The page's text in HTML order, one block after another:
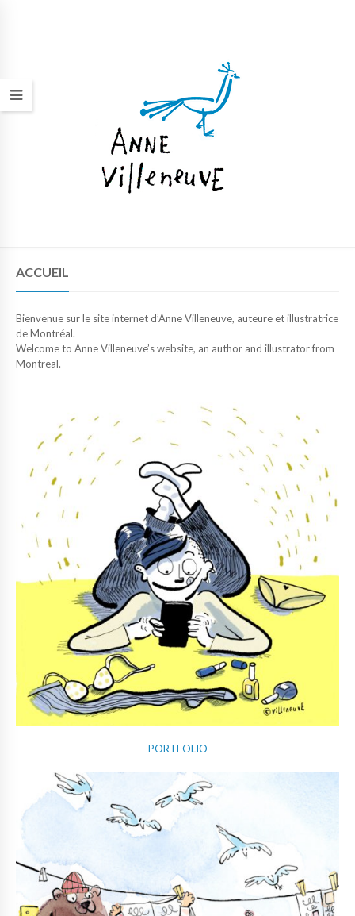
ACCUEIL
Bienvenue sur le site internet d’Anne Villeneuve, auteure et illustratrice
de Montréal.
Welcome to Anne Villeneuve’s website, an author and illustrator from
Montreal.
PORTFOLIO